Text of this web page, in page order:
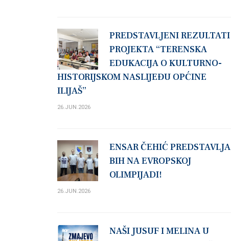
PREDSTAVLJENI REZULTATI
PROJEKTA “TERENSKA
EDUKACIJA O KULTURNO-
HISTORIJSKOM NASLIJEĐU OPĆINE
ILIJAŠ”
26.JUN.2026
ENSAR ČEHIĆ PREDSTAVLJA
BIH NA EVROPSKOJ
OLIMPIJADI!
26.JUN.2026
NAŠI JUSUF I MELINA U